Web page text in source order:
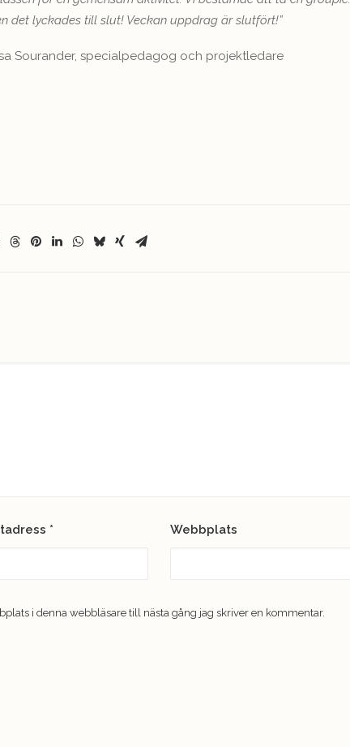
det lyckades till slut! Veckan uppdrag är slutfört!”
Sourander, specialpedagog och projektledare
* Webbplats
i denna webbläsare till nästa gång jag skriver en kommentar.